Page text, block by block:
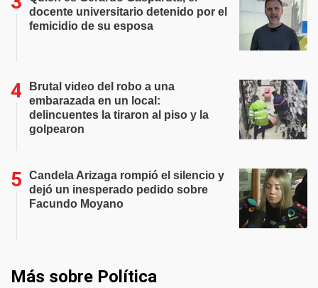
docente universitario detenido por el
femicidio de su esposa
Brutal video del robo a una
embarazada en un local:
delincuentes la tiraron al piso y la
golpearon
Candela Arizaga rompió el silencio y
dejó un inesperado pedido sobre
Facundo Moyano
Más sobre Política